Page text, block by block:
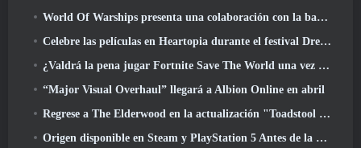
World Of Warships presenta una colaboración con la banda sueca de heavy metal Sabaton
Celebre las películas en Heartopia durante el festival Dreamlight Cinematics
¿Valdrá la pena jugar Fortnite Save The World una vez que sea gratis??
“Major Visual Overhaul” llegará a Albion Online en abril
Regrese a The Elderwood en la actualización "Toadstool Tales" de Palia
Origen disponible en Steam y PlayStation 5 Antes de la marcha 23 Lanzamiento